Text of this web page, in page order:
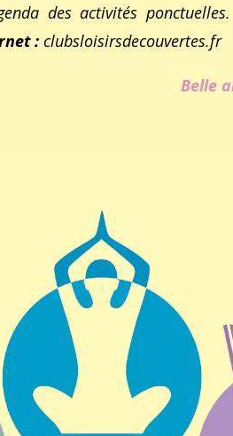
des activités
:clubsloisirsdecouvertes.fr
Belle